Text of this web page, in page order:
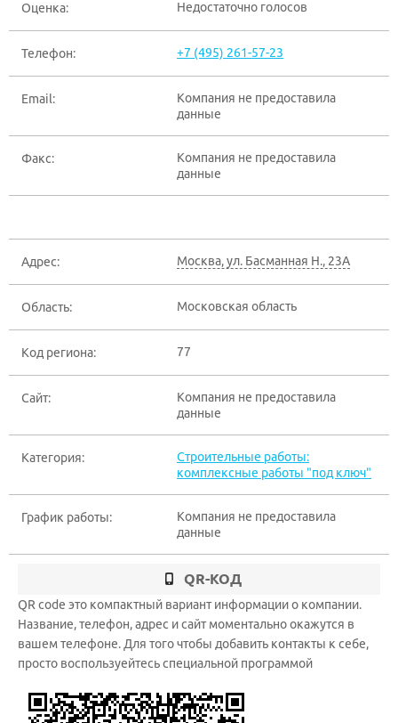
Оценка: Недостаточно голосов
Телефон: +7 (495) 261-57-23
Email:
Компания не предоставила
данные
Факс:
Компания не предоставила
данные
Адрес: Москва,ул. Басманная Н., 23А
Область: Московская область
Код региона: 77
Сайт:
Компания не предоставила
данные
Категория:
Строительные работы:
комплексные работы "под ключ"
График работы:
Компания не предоставила
данные
QR-КОД
QR code это компактный вариант информации о компании.
Название, телефон, адрес и сайт моментально окажутся в
вашем телефоне. Для того чтобы добавить контакты к себе,
просто воспользуейтесь специальной программой